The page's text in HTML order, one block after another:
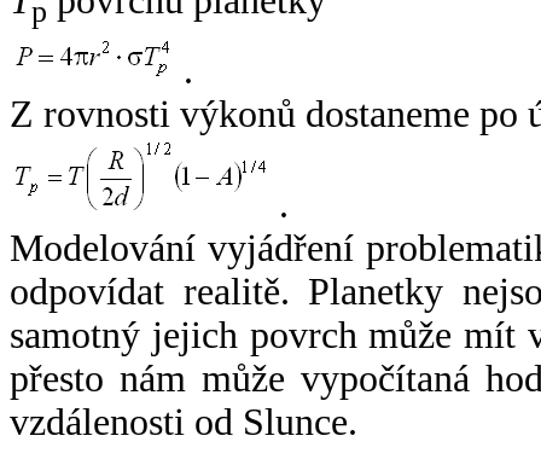
p
.
Z rovnosti výkonů dostaneme po
.
Modelování vyjádření
odpovídat realitě. Planetky
samotný jejich povrch může mít
přesto nám může vypočítaná
vzdálenosti od Slunce.